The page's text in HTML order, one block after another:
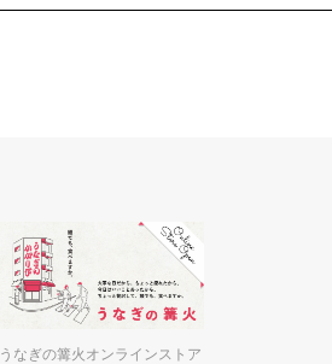
うなぎの篝火オンラインストア